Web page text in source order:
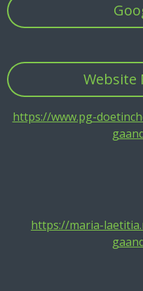
Website
https://www.pg-
https://maria-